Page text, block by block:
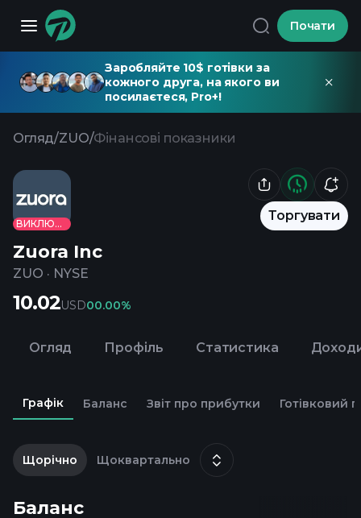
Почати
Заробляйте 10$ готівки за
кожного друга, на якого ви
посилаєтеся, Pro+!
Огляд/ZUO/Фінансові показники
ВИКЛЮЧЕНО
Торгувати
Zuora Inc
ZUO · NYSE
10.02USD00.00%
Огляд Профіль Статистика
Графік Баланс Звіт про прибутки Готівковий
Щорічно Щоквартально
Баланс